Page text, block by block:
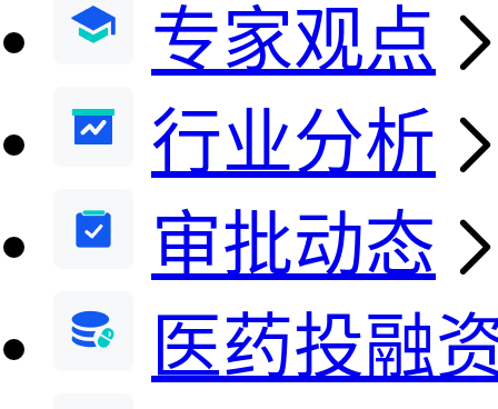
专家观点
行业分析
审批动态
医药投融